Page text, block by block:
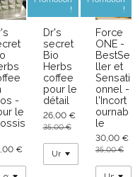
-
le
€
!
Dr's
secret
Bio
Herbs
coffee
pour le
détail
26,00 €
35,00 €
!
Force
ONE -
BestSe
ller et
Sensati
onnel -
l'Incort
ournab
le
30,00 €
35,00 €